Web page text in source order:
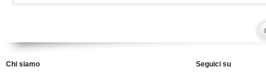
Chi siamo Seguici su